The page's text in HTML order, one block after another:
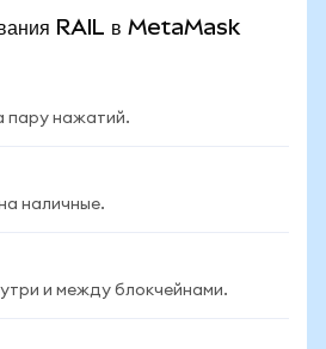
RAIL в MetaMask
пару нажатий.
наличные.
и между блокчейнами.